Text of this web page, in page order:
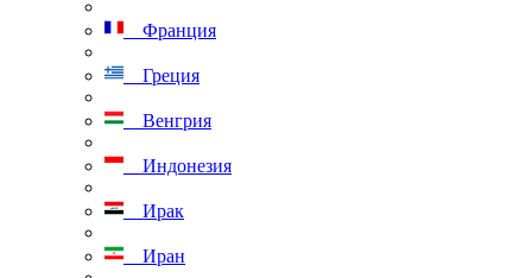
Франция
Греция
Венгрия
Индонезия
Ирак
Иран